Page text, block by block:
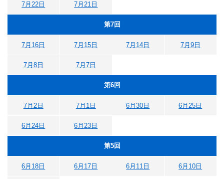
7月22日 7月21日
第7回
7月16日 7月15日 7月14日 7月9日
7月8日 7月7日
第6回
7月2日 7月1日 6月30日 6月25日
6月24日 6月23日
第5回
6月18日 6月17日 6月11日 6月10日